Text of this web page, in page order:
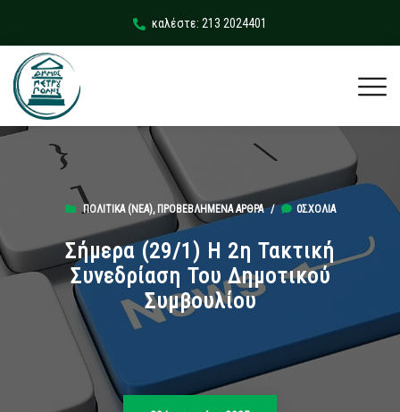
καλέστε: 213 2024401
ΠΟΛΙΤΙΚΆ (ΝΕΑ), ΠΡΟΒΕΒΛΗΜΈΝΑ ΆΡΘΡΑ/ 0ΣΧΌΛΙΑ
Σήμερα (29/1) Η 2η Τακτική
Συνεδρίαση Του Δημοτικού
Συμβουλίου